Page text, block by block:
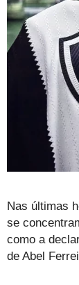
Nas últimas
se
como a
de Abel